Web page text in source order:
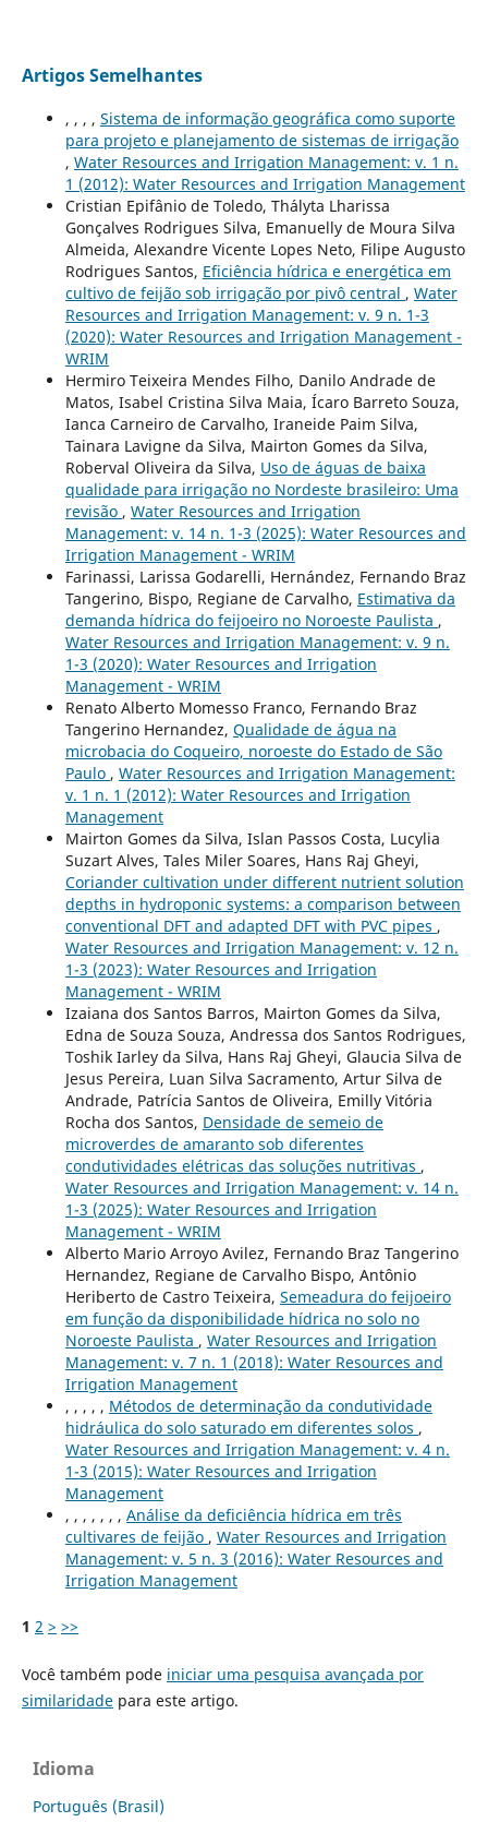
Artigos Semelhantes
, , , , Sistema de informação geográfica como suporte
para projeto e planejamento de sistemas de irrigação
, Water Resources and Irrigation Management: v. 1 n.
1 (2012): Water Resources and Irrigation Management
Cristian Epifânio de Toledo, Th´alyta Lharissa
Gonçalves Rodrigues Silva, Emanuelly de Moura Silva
Almeida, Alexandre Vicente Lopes Neto, Filipe Augusto
Rodrigues Santos, Eficiˆencia h´ıdrica e energ´etica em
cultivo de feij˜ao sob irriga¸c˜ao por pivˆo central , Water
Resources and Irrigation Management: v. 9 n. 1-3
(2020): Water Resources and Irrigation Management -
WRIM
Hermiro Teixeira Mendes Filho, Danilo Andrade de
Matos, Isabel Cristina Silva Maia, Ícaro Barreto Souza,
Ianca Carneiro de Carvalho, Iraneide Paim Silva,
Tainara Lavigne da Silva, Mairton Gomes da Silva,
Roberval Oliveira da Silva, Uso de águas de baixa
qualidade para irrigação no Nordeste brasileiro: Uma
revisão , Water Resources and Irrigation
Management: v. 14 n. 1-3 (2025): Water Resources and
Irrigation Management - WRIM
Farinassi, Larissa Godarelli, Hernández, Fernando Braz
Tangerino, Bispo, Regiane de Carvalho, Estimativa da
demanda hídrica do feijoeiro no Noroeste Paulista ,
Water Resources and Irrigation Management: v. 9 n.
1-3 (2020): Water Resources and Irrigation
Management - WRIM
Renato Alberto Momesso Franco, Fernando Braz
Tangerino Hernandez, Qualidade de água na
microbacia do Coqueiro, noroeste do Estado de São
Paulo , Water Resources and Irrigation Management:
v. 1 n. 1 (2012): Water Resources and Irrigation
Management
Mairton Gomes da Silva, Islan Passos Costa, Lucylia
Suzart Alves, Tales Miler Soares, Hans Raj Gheyi,
Coriander cultivation under different nutrient solution
depths in hydroponic systems: a comparison between
conventional DFT and adapted DFT with PVC pipes ,
Water Resources and Irrigation Management: v. 12 n.
1-3 (2023): Water Resources and Irrigation
Management - WRIM
Izaiana dos Santos Barros, Mairton Gomes da Silva,
Edna de Souza Souza, Andressa dos Santos Rodrigues,
Toshik Iarley da Silva, Hans Raj Gheyi, Glaucia Silva de
Jesus Pereira, Luan Silva Sacramento, Artur Silva de
Andrade, Patrícia Santos de Oliveira, Emilly Vitória
Rocha dos Santos, Densidade de semeio de
microverdes de amaranto sob diferentes
condutividades elétricas das soluções nutritivas ,
Water Resources and Irrigation Management: v. 14 n.
1-3 (2025): Water Resources and Irrigation
Management - WRIM
Alberto Mario Arroyo Avilez, Fernando Braz Tangerino
Hernandez, Regiane de Carvalho Bispo, Antônio
Heriberto de Castro Teixeira, Semeadura do feijoeiro
em função da disponibilidade hídrica no solo no
Noroeste Paulista , Water Resources and Irrigation
Management: v. 7 n. 1 (2018): Water Resources and
Irrigation Management
, , , , , Métodos de determinação da condutividade
hidráulica do solo saturado em diferentes solos ,
Water Resources and Irrigation Management: v. 4 n.
1-3 (2015): Water Resources and Irrigation
Management
, , , , , , , Análise da deficiência hídrica em três
cultivares de feijão , Water Resources and Irrigation
Management: v. 5 n. 3 (2016): Water Resources and
Irrigation Management
1 2 > >>
Você também pode iniciar uma pesquisa avançada por
similaridadepara este artigo.
Idioma
Português (Brasil)